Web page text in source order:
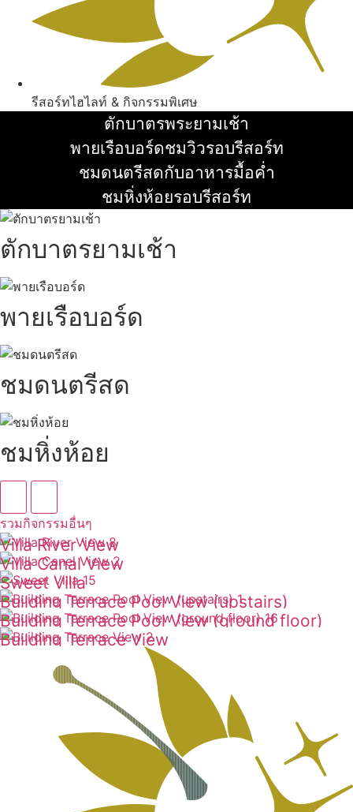
รีสอร์ทไฮไลท์ & กิจกรรมพิเศษ
ตักบาตรพระยามเช้า
อ่านเพิ่ม
พายเรือบอร์ดชมวิวรอบรีสอร์ท
อ่านเพิ่ม
ชมดนตรีสดกับอาหารมื้อค่ำ
อ่านเพิ่ม
ชมหิ่งห้อยรอบรีสอร์ท
ตักบาตรยามเช้า
พายเรือบอร์ด
ชมดนตรีสด
ชมหิ่งห้อย
รวมกิจกรรมอื่นๆ
Villa River View
ดูเพิ่มเติม
Villa Canal View
ดูเพิ่มเติม
Sweet Villa
ดูเพิ่มเติม
Building Terrace Pool View (upstairs)
ดูเพิ่มเติม
Building Terrace Pool View (ground floor)
ดูเพิ่มเติม
Building Terrace View